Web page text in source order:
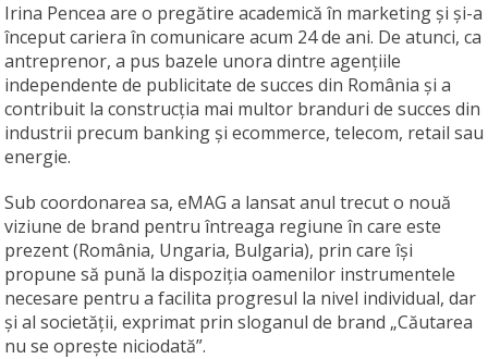
Irina Pencea are o pregătire academică în marketing și și-a
început cariera în comunicare acum 24 de ani. De atunci, ca
antreprenor, a pus bazele unora dintre agențiile
independente de publicitate de succes din România și a
contribuit la construcția mai multor branduri de succes din
industrii precum banking şi ecommerce, telecom, retail sau
energie.
Sub coordonarea sa, eMAG a lansat anul trecut o nouă
viziune de brand pentru întreaga regiune în care este
prezent (România, Ungaria, Bulgaria), prin care își
propune să pună la dispoziția oamenilor instrumentele
necesare pentru a facilita progresul la nivel individual, dar
și al societății, exprimat prin sloganul de brand „Căutarea
nu se oprește niciodată”.